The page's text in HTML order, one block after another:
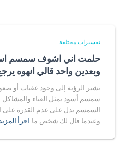
تفسيرات مختلفة
حلمت اني اشوف سمسم
وبعدين واحد قالي انهوه
تشير الرؤية إلى وجود عقبات أو
سمسم أسود يمثل العناء
السمسم يدل على عدم القدرة على
وعندما قال لك شخص ما اقرأ